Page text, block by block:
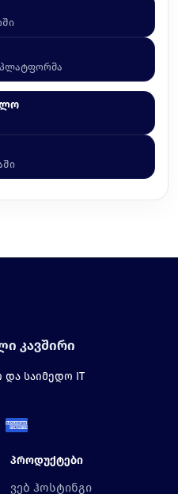
პლატფორმა
კავშირი
და საიმედო IT
Პროდუქტები
ვებ ჰოსტინგი